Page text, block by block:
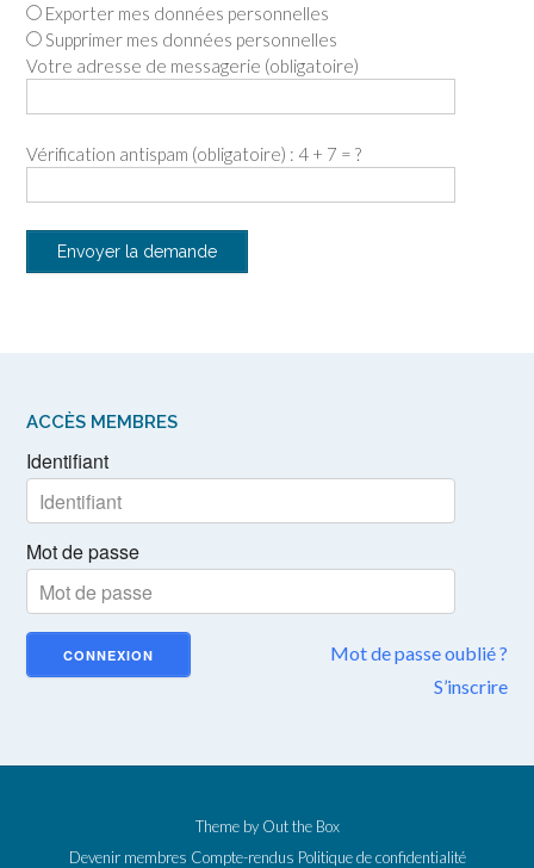
Exporter mes données personnelles
Supprimer mes données personnelles
Votre adresse de messagerie (obligatoire)
Vérification antispam (obligatoire) : 4 + 7 = ?
ACCÈS MEMBRES
Identifiant
Mot de passe
Mot de passe oublié ?
S’inscrire
Theme by Out the Box
Devenir membres Compte-rendus Politique de confidentialité